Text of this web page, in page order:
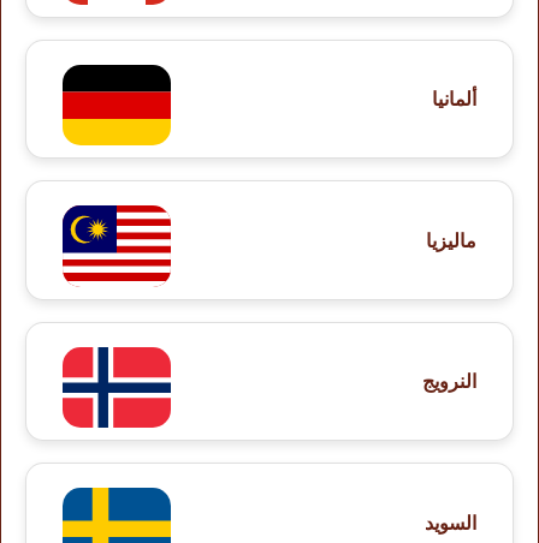
ألمانيا
ماليزيا
النرويج
السويد